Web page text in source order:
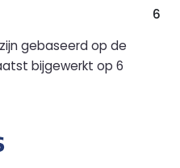
6
gebaseerd op de
bijgewerkt op 6